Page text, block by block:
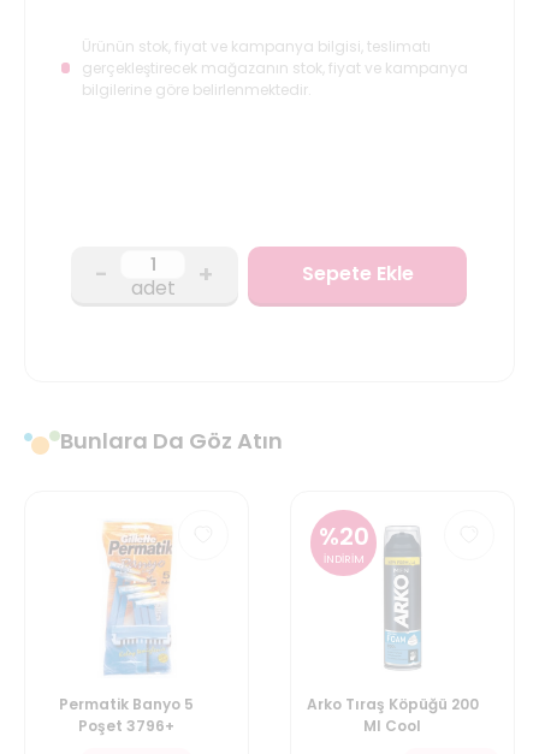
Ürünün stok, fiyat ve kampanya bilgisi, teslimatı
gerçekleştirecek mağazanın stok, fiyat ve kampanya
bilgilerine göre belirlenmektedir.
- adet + Sepete Ekle
Bunlara Da Göz Atın
Permatik Banyo 5
Poşet 3796+
%20
İNDİRİM
Arko Tıraş Köpüğü 200
Ml Cool